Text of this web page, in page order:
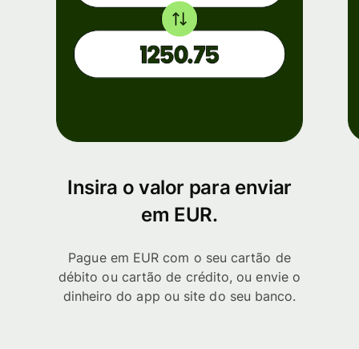
Insira o valor para enviar
em EUR.
Pague em EUR com o seu cartão de
débito ou cartão de crédito, ou envie o
dinheiro do app ou site do seu banco.